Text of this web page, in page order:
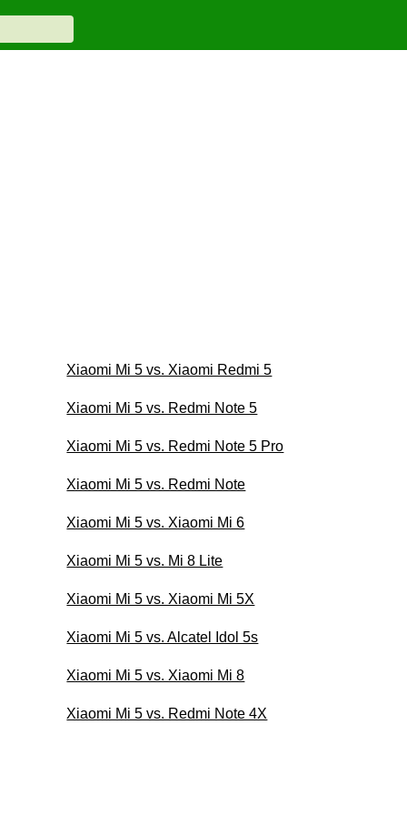
Xiaomi Mi 5 vs. Xiaomi Redmi 5
Xiaomi Mi 5 vs. Redmi Note 5
Xiaomi Mi 5 vs. Redmi Note 5 Pro
Xiaomi Mi 5 vs. Redmi Note
Xiaomi Mi 5 vs. Xiaomi Mi 6
Xiaomi Mi 5 vs. Mi 8 Lite
Xiaomi Mi 5 vs. Xiaomi Mi 5X
Xiaomi Mi 5 vs. Alcatel Idol 5s
Xiaomi Mi 5 vs. Xiaomi Mi 8
Xiaomi Mi 5 vs. Redmi Note 4X